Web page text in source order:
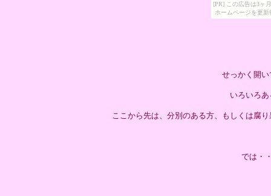
[PR] この広告は3ヶ
ホームページを更
せっかく開
いろいろ
ここから先は、分別のある方、もしくは腐
では・